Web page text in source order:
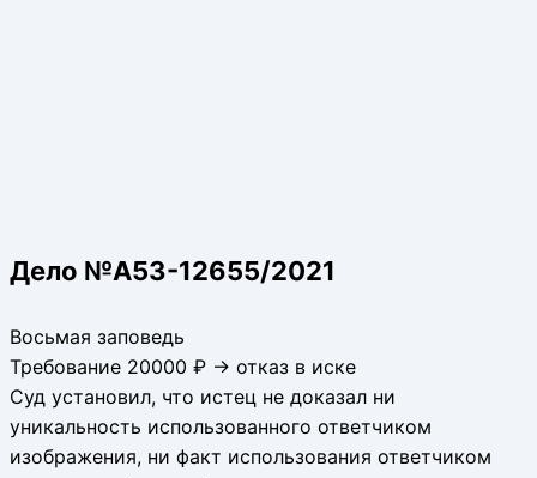
Дело №А53-12655/2021
Восьмая заповедь
Требование 20000 ₽ → отказ в иске
Суд установил, что истец не доказал ни
уникальность использованного ответчиком
изображения, ни факт использования ответчиком